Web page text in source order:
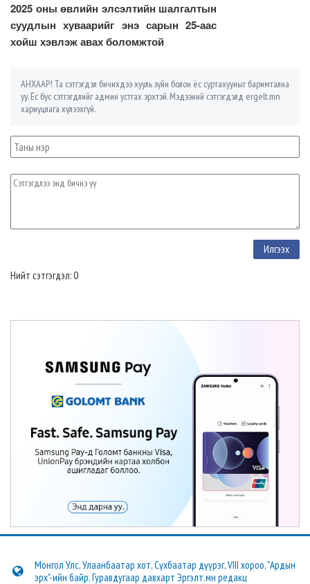
2025 оны өвлийн элсэлтийн шалгалтын
суудлын хуваарийг энэ сарын 25-аас
хойш хэвлэж авах боломжтой
АНХААР! Та сэтгэгдэл бичихдээ хууль зүйн болон ёс суртахууныг баримтална
уу. Ёс бус сэтгэгдлийг админ устгах эрхтэй. Мэдээний сэтгэгдэлд ergelt.mn
хариуцлага хүлээхгүй.
Нийт сэтгэгдэл: 0
Монгол Улс, Улаанбаатар хот, Сүхбаатар дүүрэг, VIII хороо, "Ардын
эрх"-ийн байр, Гуравдугаар давхарт Эргэлт.мн редакц